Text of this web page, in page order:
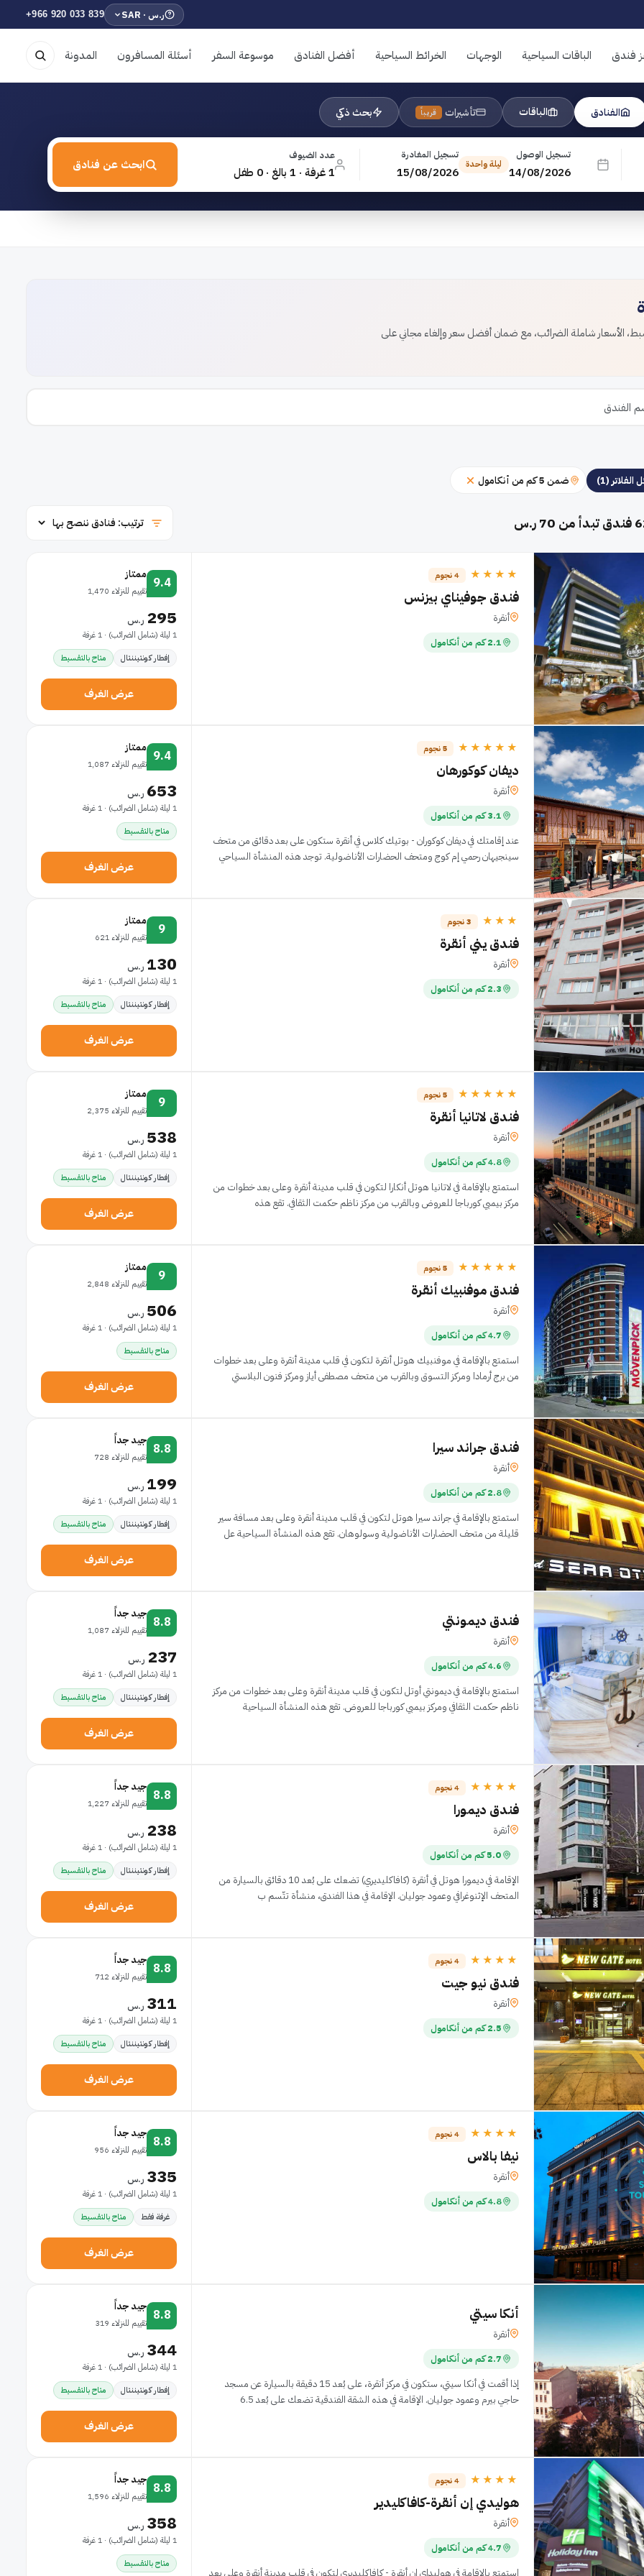
ر.س · SAR +966 920 033 839
فندق الباقات السياحية الوجهات الخرائط السياحية أفضل الفنادق موسوعة السفر أسئلة المسافرون المدونة
الفنادق الباقات تأشيرات قريباً بحث ذكي
تسجيل الوصول
14/08/2026
ليلة واحدة
تسجيل المغادرة
15/08/2026
عدد الضيوف
1 غرفة · 1 بالغ · 0 طفل ابحث عن فنادق
الأسعار شاملة الضرائب، مع ضمان أفضل سعر وإلغاء مجاني على
الفلاتر (1) ضمن 5 كم من أنكامول
فندق تبدأ من 70 ر.س
★★★★ 4 نجوم
فندق جوفيناي بيزنس
أنقرة
2.1 كم من أنكامول
9.4
ممتاز
تقييم للنزلاء 1,470
295 ر.س
1 ليلة (شامل الضرائب) · 1 غرفة
إفطار كونتيننتال
متاح بالتقسيط
عرض الغرف
★★★★★ 5 نجوم
ديفان كوكورهان
أنقرة
3.1 كم من أنكامول
عند إقامتك في ديفان كوكوران - بوتيك كلاس في أنقرة ستكون على بعد دقائق من متحف
سينجيهان رحمي إم كوج ومتحف الحضارات الأناضولية. توجد هذه المنشأة السياحي
9.4
ممتاز
تقييم للنزلاء 1,087
653 ر.س
1 ليلة (شامل الضرائب) · 1 غرفة
متاح بالتقسيط
عرض الغرف
★★★ 3 نجوم
فندق يني أنقرة
أنقرة
2.3 كم من أنكامول
9
ممتاز
تقييم للنزلاء 621
130 ر.س
1 ليلة (شامل الضرائب) · 1 غرفة
إفطار كونتيننتال
متاح بالتقسيط
عرض الغرف
★★★★★ 5 نجوم
فندق لاتانيا أنقرة
أنقرة
4.8 كم من أنكامول
استمتع بالإقامة في لاتانيا هوتل أنكارا لتكون في قلب مدينة أنقرة وعلى بعد خطوات من
مركز بيمبي كورباجا للعروض وبالقرب من مركز ناظم حكمت الثقافي. تقع هذه
9
ممتاز
تقييم للنزلاء 2,375
538 ر.س
1 ليلة (شامل الضرائب) · 1 غرفة
إفطار كونتيننتال
متاح بالتقسيط
عرض الغرف
★★★★★ 5 نجوم
فندق موفنبيك أنقرة
أنقرة
4.7 كم من أنكامول
استمتع بالإقامة في موفنبيك هوتل أنقرة لتكون في قلب مدينة أنقرة وعلى بعد خطوات
من برج أرمادا ومركز التسوق وبالقرب من متحف مصطفى أياز ومركز فنون البلاستي
9
ممتاز
تقييم للنزلاء 2,848
506 ر.س
1 ليلة (شامل الضرائب) · 1 غرفة
متاح بالتقسيط
عرض الغرف
فندق جراند سيرا
أنقرة
2.8 كم من أنكامول
استمتع بالإقامة في جراند سيرا هوتل لتكون في قلب مدينة أنقرة وعلى بعد مسافة سير
قليلة من متحف الحضارات الأناضولية وسولوهان. تقع هذه المنشأة السياحية عل
8.8
جيد جداً
تقييم للنزلاء 728
199 ر.س
1 ليلة (شامل الضرائب) · 1 غرفة
إفطار كونتيننتال
متاح بالتقسيط
عرض الغرف
فندق ديمونتي
أنقرة
4.6 كم من أنكامول
استمتع بالإقامة في ديمونتي أوتل لتكون في قلب مدينة أنقرة وعلى بعد خطوات من مركز
ناظم حكمت الثقافي ومركز بيمبي كورباجا للعروض. تقع هذه المنشأة السياحية
8.8
جيد جداً
تقييم للنزلاء 1,087
237 ر.س
1 ليلة (شامل الضرائب) · 1 غرفة
إفطار كونتيننتال
متاح بالتقسيط
عرض الغرف
★★★★ 4 نجوم
فندق ديمورا
أنقرة
5.0 كم من أنكامول
الإقامة في ديمورا هوتل في أنقرة (كافاكليديري) تضعك على بُعد 10 دقائق بالسيارة من
المتحف الإثنوغرافي وعمود جوليان. الإقامة في هذا الفندق، منشأة تتّسم ب
8.8
جيد جداً
تقييم للنزلاء 1,227
238 ر.س
1 ليلة (شامل الضرائب) · 1 غرفة
إفطار كونتيننتال
متاح بالتقسيط
عرض الغرف
★★★★ 4 نجوم
فندق نيو جيت
أنقرة
2.5 كم من أنكامول
8.8
جيد جداً
تقييم للنزلاء 712
311 ر.س
1 ليلة (شامل الضرائب) · 1 غرفة
إفطار كونتيننتال
متاح بالتقسيط
عرض الغرف
★★★★ 4 نجوم
نيفا بالاس
أنقرة
4.8 كم من أنكامول
8.8
جيد جداً
تقييم للنزلاء 956
335 ر.س
1 ليلة (شامل الضرائب) · 1 غرفة
غرفة فقط
متاح بالتقسيط
عرض الغرف
أنكا سيتي
أنقرة
2.7 كم من أنكامول
إذا أقمت في أنكا سيتي، ستكون في مركز أنقرة، على بُعد 15 دقيقة بالسيارة عن مسجد
حاجي بيرم وعمود جوليان. الإقامة في هذه الشقة الفندقية تضعك على بُعد 6.5
8.8
جيد جداً
تقييم للنزلاء 319
344 ر.س
1 ليلة (شامل الضرائب) · 1 غرفة
إفطار كونتيننتال
متاح بالتقسيط
عرض الغرف
★★★★ 4 نجوم
هوليدي إن أنقرة-كافاكليدير
أنقرة
4.7 كم من أنكامول
استمتع بالإقامة في هوليداي إن أنقرة - كافاكليديري لتكون في قلب مدينة أنقرة وعلى بعد
8.8
جيد جداً
تقييم للنزلاء 1,596
358 ر.س
1 ليلة (شامل الضرائب) · 1 غرفة
متاح بالتقسيط